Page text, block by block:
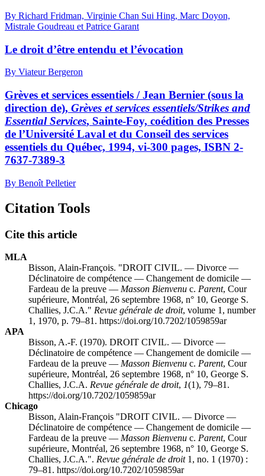
By Richard Fridman, Virginie Chan Sui Hing, Marc Doyon,
Mistrale Goudreau et Patrice Garant
Le droit d’être entendu et l’évocation
By Viateur Bergeron
Grèves et services essentiels / Jean Bernier (sous la
direction de), Grèves et services essentiels/Strikes and
Essential Services, Sainte-Foy, coédition des Presses
de l’Université Laval et du Conseil des services
essentiels du Québec, 1994, vi-300 pages, ISBN 2-
7637-7389-3
By Benoît Pelletier
Citation Tools
Cite this article
MLA
Bisson, Alain-François. "DROIT CIVIL. — Divorce —
Déclinatoire de compétence — Changement de domicile —
Fardeau de la preuve — Masson Bienvenu c. Parent, Cour
supérieure, Montréal, 26 septembre 1968, n° 10, George S.
Challies, J.C.A." Revue générale de droit, volume 1, number
1, 1970, p. 79–81. https://doi.org/10.7202/1059859ar
APA
Bisson, A.-F. (1970). DROIT CIVIL. — Divorce —
Déclinatoire de compétence — Changement de domicile —
Fardeau de la preuve — Masson Bienvenu c. Parent, Cour
supérieure, Montréal, 26 septembre 1968, n° 10, George S.
Challies, J.C.A. Revue générale de droit, 1(1), 79–81.
https://doi.org/10.7202/1059859ar
Chicago
Bisson, Alain-François "DROIT CIVIL. — Divorce —
Déclinatoire de compétence — Changement de domicile —
Fardeau de la preuve — Masson Bienvenu c. Parent, Cour
supérieure, Montréal, 26 septembre 1968, n° 10, George S.
Challies, J.C.A.". Revue générale de droit1, no. 1 (1970) :
79–81. https://doi.org/10.7202/1059859ar